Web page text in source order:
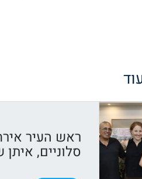
ראש העיר
סלוניים,